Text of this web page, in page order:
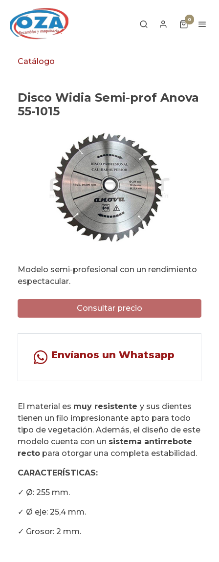
0
Catálogo
Disco Widia Semi-prof Anova
55-1015
Modelo semi-profesional con un rendimiento
espectacular.
Consultar precio
Envíanos un Whatsapp
El material es muy resistente y sus dientes
tienen un filo impresionante apto para todo
tipo de vegetación. Además, el diseño de este
modelo cuenta con un sistema antirrebote
recto para otorgar una completa estabilidad.
CARACTERÍSTICAS:
✓ Ø: 255 mm.
✓ Ø eje: 25,4 mm.
✓ Grosor: 2 mm.